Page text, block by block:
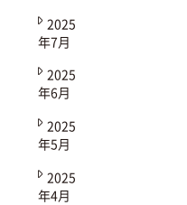
2025
年7月
2025
年6月
2025
年5月
2025
年4月